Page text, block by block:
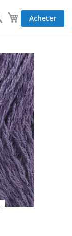
Mon panier
Acheter
Rechercher